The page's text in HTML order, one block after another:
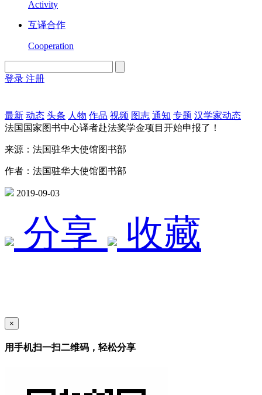
Activity
互译合作
Cooperation
登录 注册
最新 动态 头条 人物 作品 视频 图志 通知 专题 汉学家动态
法国国家图书中心译者赴法奖学金项目开始申报了！
来源：法国驻华大使馆图书部
作者：法国驻华大使馆图书部
2019-09-03
分享 收藏
×
用手机扫一扫二维码，轻松分享